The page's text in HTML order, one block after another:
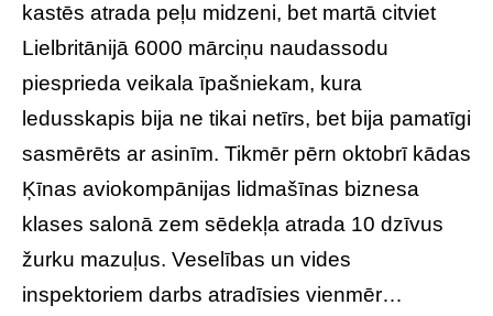
kastēs atrada peļu midzeni, bet martā citviet
Lielbritānijā 6000 mārciņu naudassodu
piesprieda veikala īpašniekam, kura
ledusskapis bija ne tikai netīrs, bet bija pamatīgi
sasmērēts ar asinīm. Tikmēr pērn oktobrī kādas
Ķīnas aviokompānijas lidmašīnas biznesa
klases salonā zem sēdekļa atrada 10 dzīvus
žurku mazuļus. Veselības un vides
inspektoriem darbs atradīsies vienmēr…